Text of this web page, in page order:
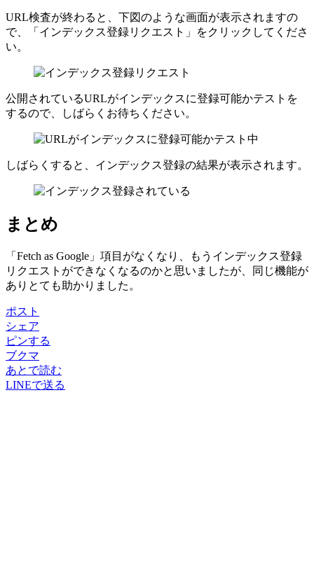
URL検査が終わると、下図のような画面が表示されますの
で、「インデックス登録リクエスト」をクリックしてくださ
い。
公開されているURLがインデックスに登録可能かテストを
するので、しばらくお待ちください。
しばらくすると、インデックス登録の結果が表示されます。
まとめ
「Fetch as Google」項目がなくなり、もうインデックス登録
リクエストができなくなるのかと思いましたが、同じ機能が
ありとても助かりました。
ポスト
シェア
ピンする
ブクマ
あとで読む
LINEで送る